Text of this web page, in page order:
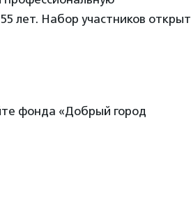
лет. Набор участников открыт
фонда «Добрый город